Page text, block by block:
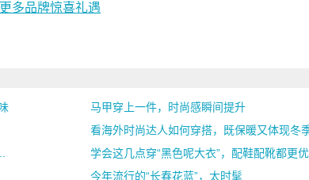
多品牌惊喜礼遇
马甲穿上一件，时尚感瞬间提升
看海外时尚达人如何穿搭，既保暖又体现冬季
学会这几点穿“黑色呢大衣”，配鞋配靴都更优
今年流行的“长春花蓝”，太时髦